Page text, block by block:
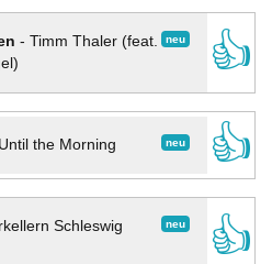
neu
- Timm Thaler (feat.
👍
neu
the Morning
👍
neu
Schleswig
👍